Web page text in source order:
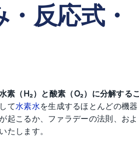
反応式・
素（H₂）と酸素（O₂）に分解するこ
て水素水を生成するほとんどの機器
起こるか、ファラデーの法則、およ
たします。